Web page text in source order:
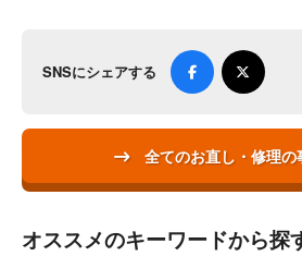
SNSにシェアする
全てのお直し・修理の
オススメのキーワードから探